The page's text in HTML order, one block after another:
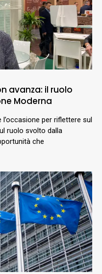
avanza: il ruolo
Moderna
per riflettere sul
ruolo svolto dalla
che